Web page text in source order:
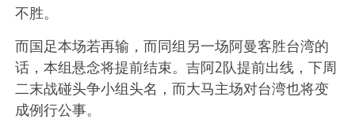
不胜。
而国足本场若再输，而同组另一场阿曼客胜台湾的
话，本组悬念将提前结束。吉阿2队提前出线，下周
二末战碰头争小组头名，而大马主场对台湾也将变
成例行公事。